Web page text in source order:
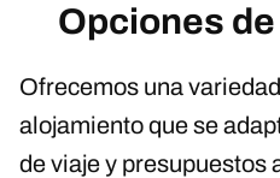
Opciones
Ofrecemos una
alojamiento que se
de viaje y presupuestos